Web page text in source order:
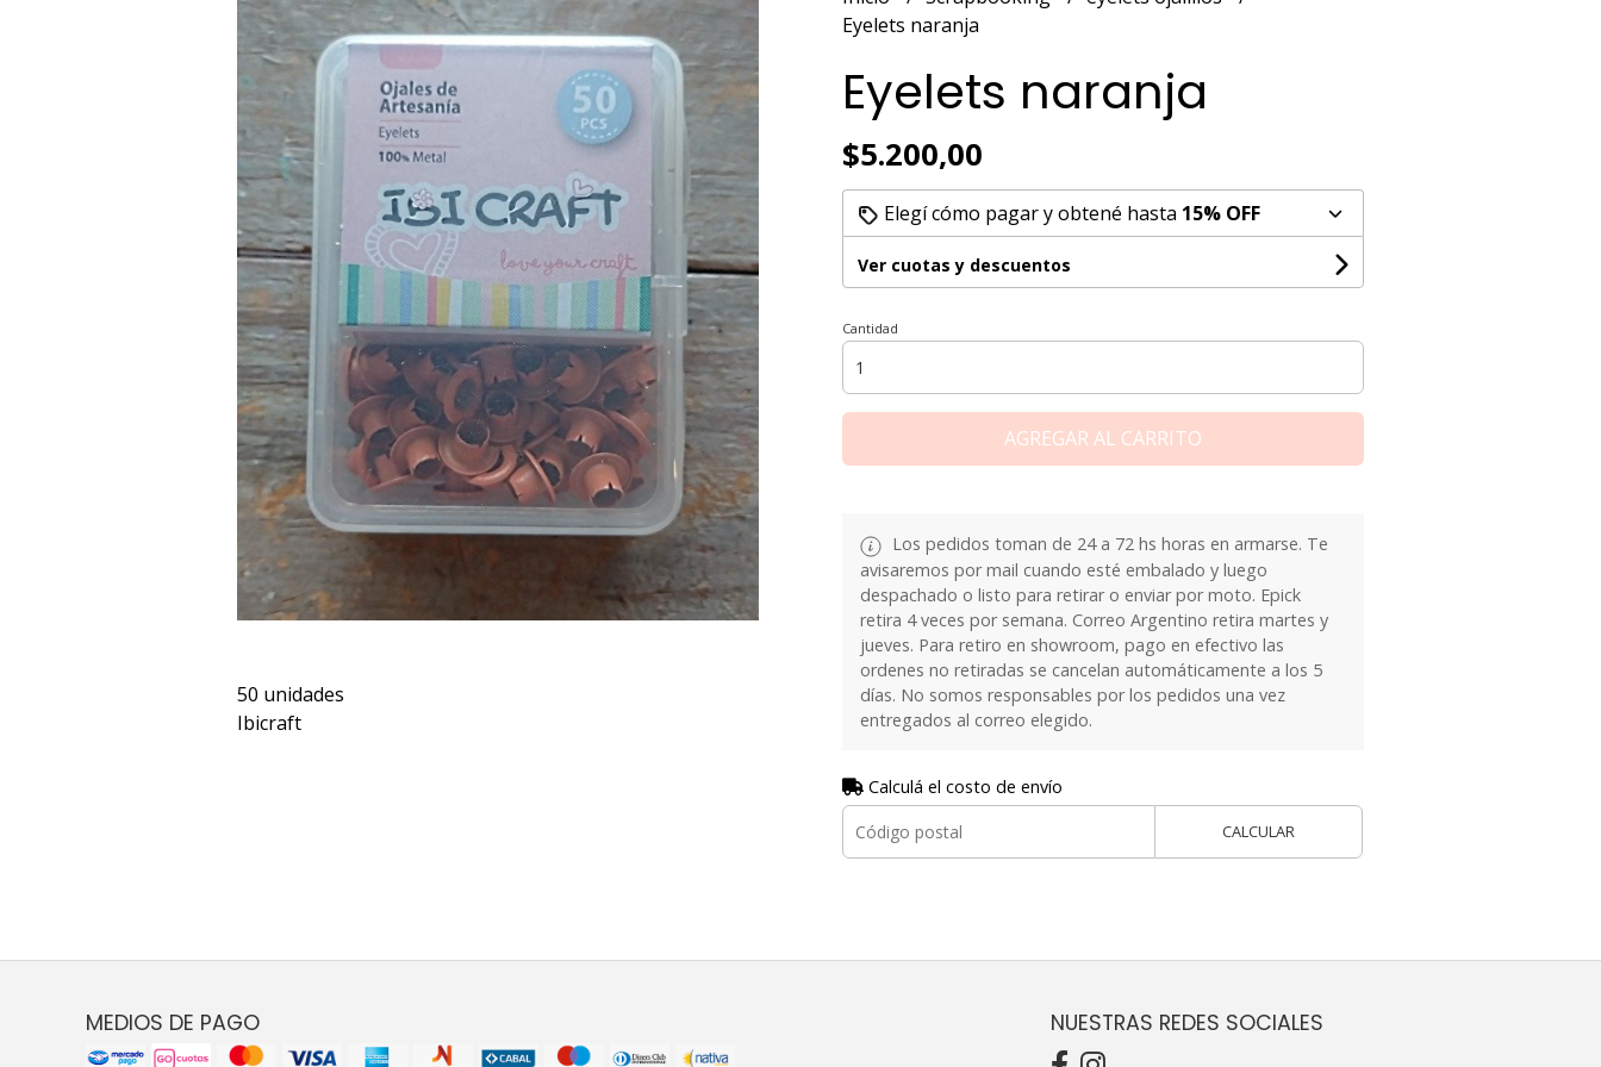
50 unidades
Ibicraft
Eyelets naranja
Eyelets naranja
$5.200,00
Elegí cómo pagar y obtené hasta 15% OFF
Ver cuotas y descuentos
Cantidad
AGREGAR AL CARRITO
Los pedidos toman de 24 a 72 hs horas en armarse. Te
avisaremos por mail cuando esté embalado y luego
despachado o listo para retirar o enviar por moto. Epick
retira 4 veces por semana. Correo Argentino retira martes y
jueves. Para retiro en showroom, pago en efectivo las
ordenes no retiradas se cancelan automáticamente a los 5
días. No somos responsables por los pedidos una vez
entregados al correo elegido.
Calculá el costo de envío
CALCULAR
MEDIOS DE PAGO NUESTRAS REDES SOCIALES